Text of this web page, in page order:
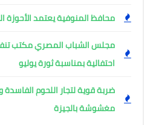
محافظ المنوفية يعتمد الأحوزة
مجلس الشباب المصري مكتب
احتفالية بمناسبة ثورة يوليو
مغشوشة بالجيزة